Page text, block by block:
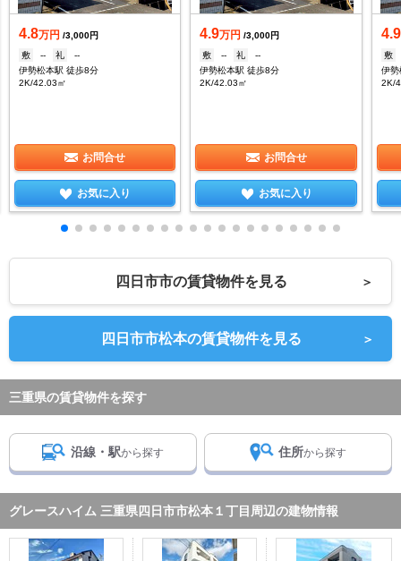
4.8万円 /3,000円
敷
-- 礼
--
伊勢松本駅 徒歩8分
2K/42.03㎡
お問合せ
お気に入り
4.9万円 /3,000円
敷
-- 礼
--
伊勢松本駅 徒歩8分
2K/42.03㎡
お問合せ
お気に入り
4.9
敷
伊勢
2K/
四日市市の賃貸物件を見る ＞
四日市市松本の賃貸物件を見る ＞
三重県の賃貸物件を探す
沿線・駅から探す 住所から探す
グレースハイム 三重県四日市市松本１丁目周辺の建物情報